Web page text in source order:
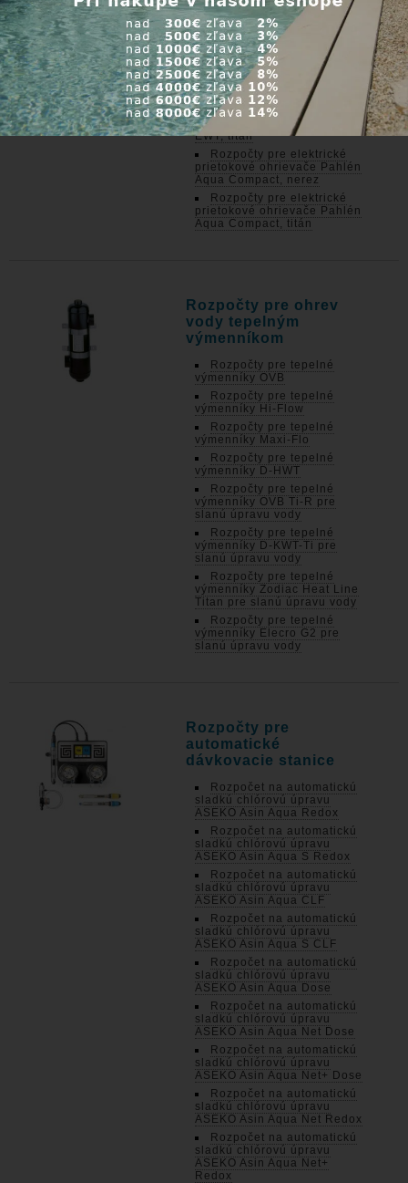
prietokové ohrievače EOVTi
Rozpočty pre elektrické
prietokové ohrievače Heat
Pool
Rozpočty pre elektrické
prietokové ohrievače Evo D-
EWT, nerez
Rozpočty pre elektrické
prietokové ohrievače Evo D-
EWT, titán
Rozpočty pre elektrické
prietokové ohrievače Pahlén
Aqua Compact, nerez
Rozpočty pre elektrické
prietokové ohrievače Pahlén
Aqua Compact, titán
Rozpočty pre ohrev
vody tepelným
výmenníkom
Rozpočty pre tepelné
výmenníky OVB
Rozpočty pre tepelné
výmenníky Hi-Flow
Rozpočty pre tepelné
výmenníky Maxi-Flo
Rozpočty pre tepelné
výmenníky D-HWT
Rozpočty pre tepelné
výmenníky OVB Ti-R pre
slanú úpravu vody
Rozpočty pre tepelné
výmenníky D-KWT-Ti pre
slanú úpravu vody
Rozpočty pre tepelné
výmenníky Zodiac Heat Line
Titan pre slanú úpravu vody
Rozpočty pre tepelné
výmenníky Elecro G2 pre
slanú úpravu vody
Rozpočty pre
automatické
dávkovacie stanice
Rozpočet na automatickú
sladkú chlórovú úpravu
ASEKO Asin Aqua Redox
Rozpočet na automatickú
sladkú chlórovú úpravu
ASEKO Asin Aqua S Redox
Rozpočet na automatickú
sladkú chlórovú úpravu
ASEKO Asin Aqua CLF
Rozpočet na automatickú
sladkú chlórovú úpravu
ASEKO Asin Aqua S CLF
Rozpočet na automatickú
sladkú chlórovú úpravu
ASEKO Asin Aqua Dose
Rozpočet na automatickú
sladkú chlórovú úpravu
ASEKO Asin Aqua Net Dose
Rozpočet na automatickú
sladkú chlórovú úpravu
ASEKO Asin Aqua Net+ Dose
Rozpočet na automatickú
sladkú chlórovú úpravu
ASEKO Asin Aqua Net Redox
Rozpočet na automatickú
sladkú chlórovú úpravu
ASEKO Asin Aqua Net+
Redox